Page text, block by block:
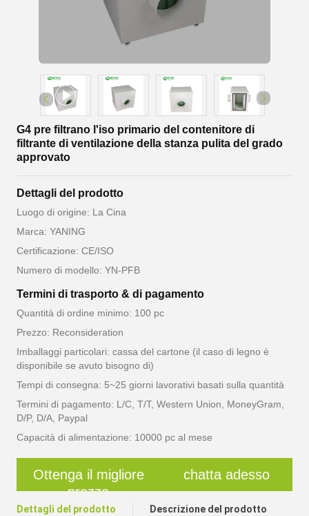
G4 pre filtrano l'iso primario del contenitore di
filtrante di ventilazione della stanza pulita del grado
approvato
Dettagli del prodotto
Luogo di origine: La Cina
Marca: YANING
Certificazione: CE/ISO
Numero di modello: YN-PFB
Termini di trasporto & di pagamento
Quantità di ordine minimo: 100 pc
Prezzo: Reconsideration
Imballaggi particolari: cassa del cartone (il caso di legno è
disponibile se avuto bisogno di)
Tempi di consegna: 5~25 giorni lavorativi basati sulla quantità
Termini di pagamento: L/C, T/T, Western Union, MoneyGram,
D/P, D/A, Paypal
Capacità di alimentazione: 10000 pc al mese
Ottenga il migliore
prezzo
chatta adesso
Dettagli del prodotto Descrizione del prodotto